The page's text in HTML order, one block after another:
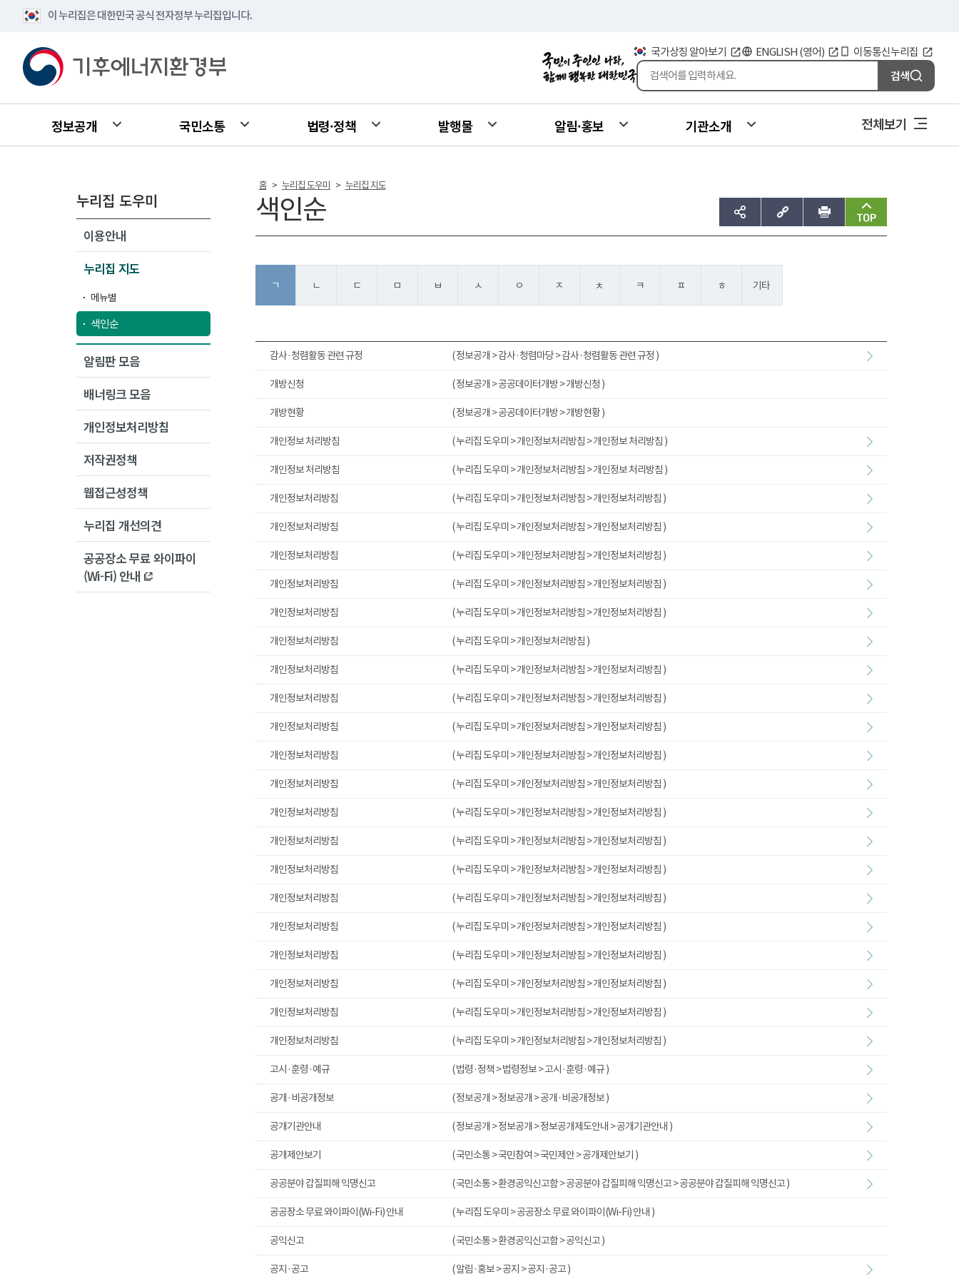
이 누리집은 대한민국 공식 전자정부 누리집입니다.
국가상징 알아보기 ENGLISH (영어) 이동통신누리집
검색
정보공개 국민소통 법령·정책 발행물 알림·홍보 기관소개 전체보기
누리집 도우미
이용안내
누리집 지도
메뉴별
색인순
알림판 모음
배너링크 모음
개인정보처리방침
저작권정책
웹접근성정책
누리집 개선의견
공공장소 무료 와이파이
(Wi-Fi) 안내
홈 > 누리집 도우미 > 누리집 지도
색인순 sns공유하기 주소복사 인쇄 맨위로
ㄱ ㄴ ㄷ ㅁ ㅂ ㅅ ㅇ ㅈ ㅊ ㅋ ㅍ ㅎ 기타
감사·청렴활동 관련 규정 ( 정보공개 > 감사·청렴마당 > 감사·청렴활동 관련 규정 )
개방신청 ( 정보공개 > 공공데이터개방 > 개방신청 )
개방현황 ( 정보공개 > 공공데이터개방 > 개방현황 )
개인정보 처리방침 ( 누리집 도우미 > 개인정보처리방침 > 개인정보 처리방침 )
개인정보 처리방침 ( 누리집 도우미 > 개인정보처리방침 > 개인정보 처리방침 )
개인정보처리방침 ( 누리집 도우미 > 개인정보처리방침 > 개인정보처리방침 )
개인정보처리방침 ( 누리집 도우미 > 개인정보처리방침 > 개인정보처리방침 )
개인정보처리방침 ( 누리집 도우미 > 개인정보처리방침 > 개인정보처리방침 )
개인정보처리방침 ( 누리집 도우미 > 개인정보처리방침 > 개인정보처리방침 )
개인정보처리방침 ( 누리집 도우미 > 개인정보처리방침 > 개인정보처리방침 )
개인정보처리방침 ( 누리집 도우미 > 개인정보처리방침 )
개인정보처리방침 ( 누리집 도우미 > 개인정보처리방침 > 개인정보처리방침 )
개인정보처리방침 ( 누리집 도우미 > 개인정보처리방침 > 개인정보처리방침 )
개인정보처리방침 ( 누리집 도우미 > 개인정보처리방침 > 개인정보처리방침 )
개인정보처리방침 ( 누리집 도우미 > 개인정보처리방침 > 개인정보처리방침 )
개인정보처리방침 ( 누리집 도우미 > 개인정보처리방침 > 개인정보처리방침 )
개인정보처리방침 ( 누리집 도우미 > 개인정보처리방침 > 개인정보처리방침 )
개인정보처리방침 ( 누리집 도우미 > 개인정보처리방침 > 개인정보처리방침 )
개인정보처리방침 ( 누리집 도우미 > 개인정보처리방침 > 개인정보처리방침 )
개인정보처리방침 ( 누리집 도우미 > 개인정보처리방침 > 개인정보처리방침 )
개인정보처리방침 ( 누리집 도우미 > 개인정보처리방침 > 개인정보처리방침 )
개인정보처리방침 ( 누리집 도우미 > 개인정보처리방침 > 개인정보처리방침 )
개인정보처리방침 ( 누리집 도우미 > 개인정보처리방침 > 개인정보처리방침 )
개인정보처리방침 ( 누리집 도우미 > 개인정보처리방침 > 개인정보처리방침 )
개인정보처리방침 ( 누리집 도우미 > 개인정보처리방침 > 개인정보처리방침 )
고시·훈령·예규 ( 법령·정책 > 법령정보 > 고시·훈령·예규 )
공개·비공개정보 ( 정보공개 > 정보공개 > 공개·비공개정보 )
공개기관안내 ( 정보공개 > 정보공개 > 정보공개제도안내 > 공개기관안내 )
공개제안보기 ( 국민소통 > 국민참여 > 국민제안 > 공개제안보기 )
공공분야 갑질피해 익명신고 ( 국민소통 > 환경공익신고함 > 공공분야 갑질피해 익명신고 > 공공분야 갑질피해 익명신고 )
공공장소 무료 와이파이(Wi-Fi) 안내 ( 누리집 도우미 > 공공장소 무료 와이파이(Wi-Fi) 안내 )
공익신고 ( 국민소통 > 환경공익신고함 > 공익신고 )
공지·공고 ( 알림·홍보 > 공지 > 공지·공고 )